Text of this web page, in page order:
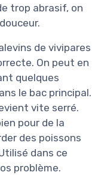
trop abrasif, on
de vivipares
On peut en
quelques
le bac principal.
vite serré.
pour de la
des poissons
dans ce
problème.